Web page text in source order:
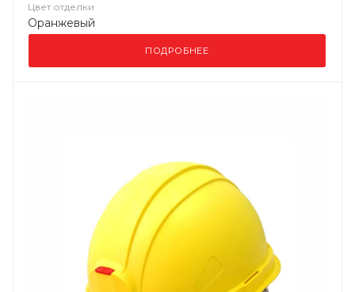
Цвет отделки
Оранжевый
ПОДРОБНЕЕ